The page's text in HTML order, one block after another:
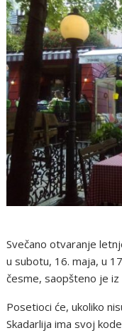
Svečano otvaranje
u subotu, 16. maja, u
česme, saopšteno je
Posetioci će, ukoliko
Skadarlija ima svoj